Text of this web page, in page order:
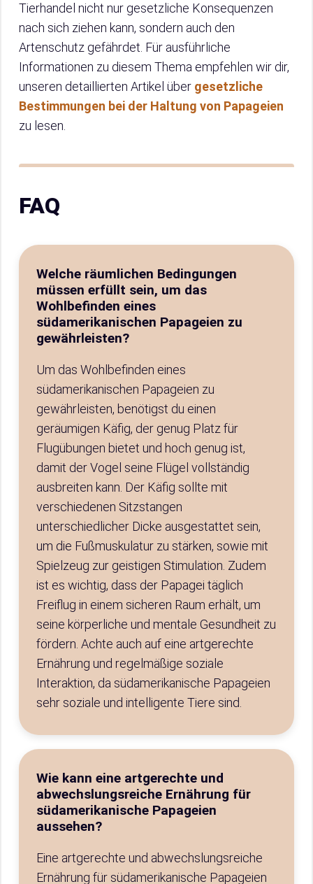
Tierhandel nicht nur gesetzliche Konsequenzen
nach sich ziehen kann, sondern auch den
Artenschutz gefährdet. Für ausführliche
Informationen zu diesem Thema empfehlen wir dir,
unseren detaillierten Artikel über gesetzliche
Bestimmungen bei der Haltung von Papageien
zu lesen.
FAQ
Welche räumlichen Bedingungen
müssen erfüllt sein, um das
Wohlbefinden eines
südamerikanischen Papageien zu
gewährleisten?
Um das Wohlbefinden eines
südamerikanischen Papageien zu
gewährleisten, benötigst du einen
geräumigen Käfig, der genug Platz für
Flugübungen bietet und hoch genug ist,
damit der Vogel seine Flügel vollständig
ausbreiten kann. Der Käfig sollte mit
verschiedenen Sitzstangen
unterschiedlicher Dicke ausgestattet sein,
um die Fußmuskulatur zu stärken, sowie mit
Spielzeug zur geistigen Stimulation. Zudem
ist es wichtig, dass der Papagei täglich
Freiflug in einem sicheren Raum erhält, um
seine körperliche und mentale Gesundheit zu
fördern. Achte auch auf eine artgerechte
Ernährung und regelmäßige soziale
Interaktion, da südamerikanische Papageien
sehr soziale und intelligente Tiere sind.
Wie kann eine artgerechte und
abwechslungsreiche Ernährung für
südamerikanische Papageien
aussehen?
Eine artgerechte und abwechslungsreiche
Ernährung für südamerikanische Papageien